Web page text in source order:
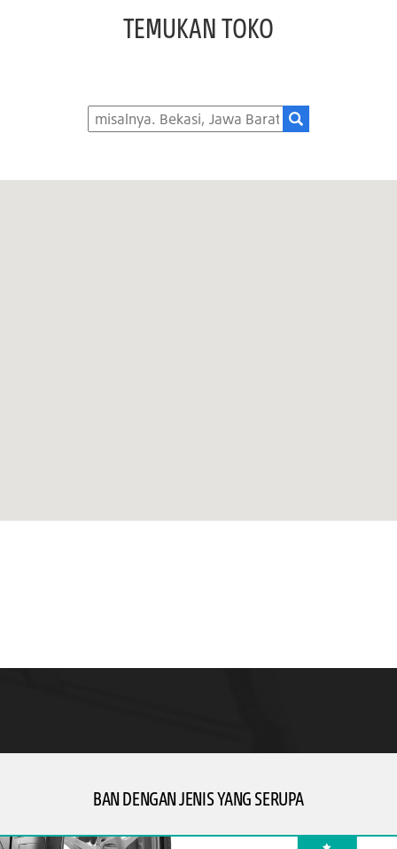
TEMUKAN TOKO
BAN DENGAN JENIS YANG SERUPA